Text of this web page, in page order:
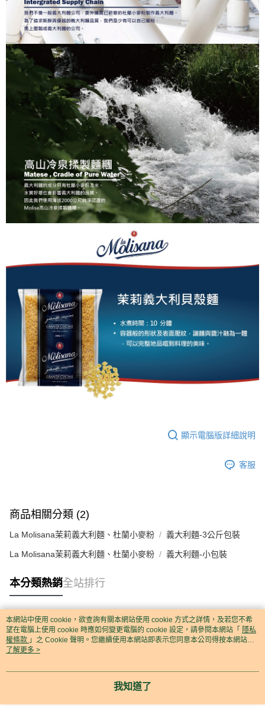
顯示電腦版詳細說明
客服
商品相關分類 (2)
La Molisana茉莉義大利麵、杜蘭小麥粉 義大利麵-3公斤包裝
La Molisana茉莉義大利麵、杜蘭小麥粉 義大利麵-小包裝
本分類熱銷全站排行
熱門標籤
本網站中使用 cookie，欲查詢有關本網站使用 cookie 方式之詳情，及若您不希
望在電腦上使用 cookie 時應如何變更電腦的 cookie 設定，請參閱本網站「 隱私
權條款 」之 Cookie 聲明。您繼續使用本網站即表示您同意本公司得按本網站使
用條款之 Cookie 聲明使用 cookie。
了解更多 >
我知道了